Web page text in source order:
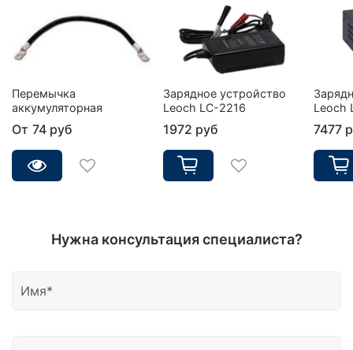
Перемычка
аккумуляторная
От 74 руб
Зарядное устройство
Leoch LC-2216
1972 руб
Leoch
7477
Нужна консультация специалиста?